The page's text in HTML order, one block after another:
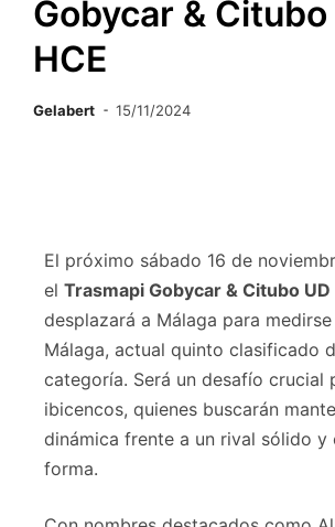
Gobycar & Citubo
HCE
Gelabert 15/11/2024
El próximo sábado 16 de
el Trasmapi Gobycar & Citubo UD
desplazará a Málaga para
Málaga, actual quinto clasificado
categoría. Será un desafío crucial
ibicencos, quienes buscarán
dinámica frente a un rival sólido y
forma.